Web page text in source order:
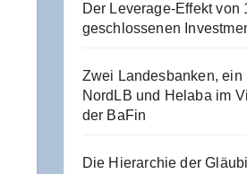
Der Levera­ge-Effekt von
geschlos­se­nen
Zwei Lan­des­ban­ken, ein
NordLB und Hela­ba im
der BaFin
Die Hier­ar­chie der